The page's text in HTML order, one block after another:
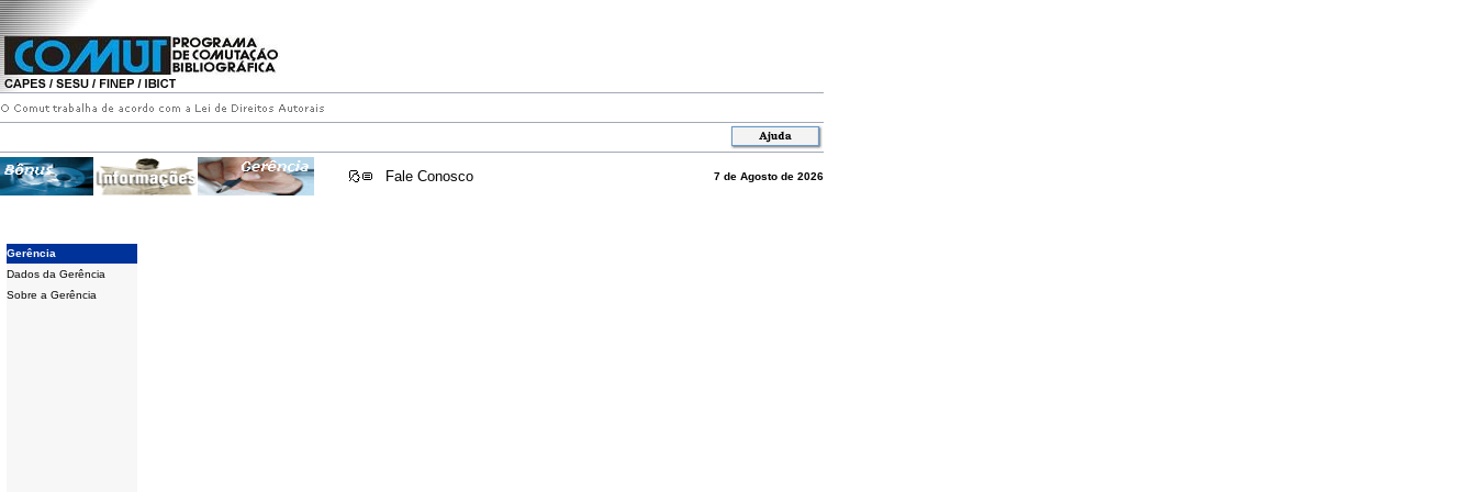
Fale Conosco 7 de Agosto de 2026
Gerência
Dados da Gerência
Sobre a Gerência